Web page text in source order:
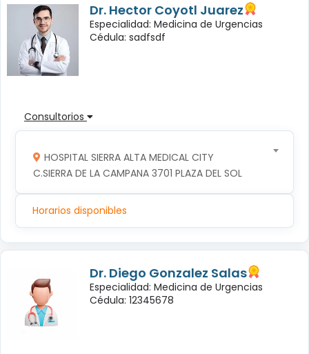
Dr. Hector Coyotl Juarez
Especialidad: Medicina de Urgencias
Cédula: sadfsdf
Consultorios
HOSPITAL SIERRA ALTA MEDICAL CITY
C.SIERRA DE LA CAMPANA 3701 PLAZA DEL SOL
Horarios disponibles
Dr. Diego Gonzalez Salas
Especialidad: Medicina de Urgencias
Cédula: 12345678